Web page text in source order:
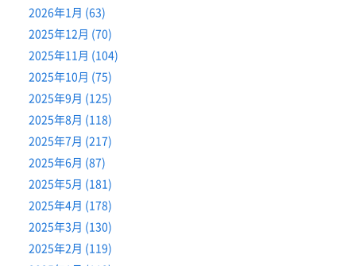
2026年1月 (63)
2025年12月 (70)
2025年11月 (104)
2025年10月 (75)
2025年9月 (125)
2025年8月 (118)
2025年7月 (217)
2025年6月 (87)
2025年5月 (181)
2025年4月 (178)
2025年3月 (130)
2025年2月 (119)